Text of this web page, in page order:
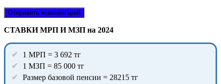
СТАВКИ МРП И МЗП на 2024
1 МРП = 3 692 тг
1 МЗП = 85 000 тг
Размер базовой пенсии = 28215 тг